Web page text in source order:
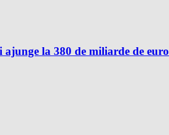
la 380 de miliarde de euro